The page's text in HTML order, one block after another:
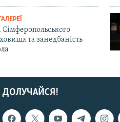
Сімферопольського
та занедбаність
ДОЛУЧАЙСЯ!